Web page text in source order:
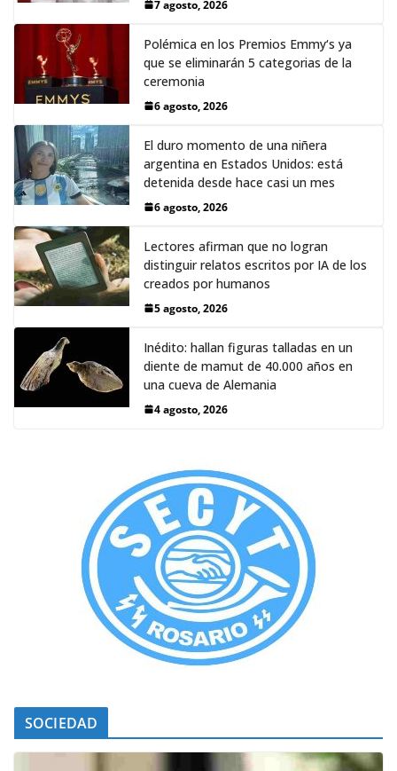
7 agosto, 2026
Polémica en los Premios Emmy‘s ya
que se eliminarán 5 categorias de la
ceremonia
6 agosto, 2026
El duro momento de una niñera
argentina en Estados Unidos: está
detenida desde hace casi un mes
6 agosto, 2026
Lectores afirman que no logran
distinguir relatos escritos por IA de los
creados por humanos
5 agosto, 2026
Inédito: hallan figuras talladas en un
diente de mamut de 40.000 años en
una cueva de Alemania
4 agosto, 2026
SOCIEDAD